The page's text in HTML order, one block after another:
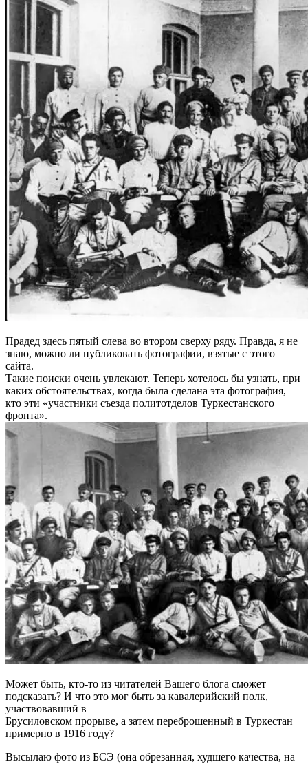
Прадед здесь пятый слева во втором сверху ряду. Правда, я не
знаю, можно ли публиковать фотографии, взятые с этого
сайта.
Такие поиски очень увлекают. Теперь хотелось бы узнать, при
каких обстоятельствах, когда была сделана эта фотография,
кто эти «участники съезда политотделов Туркестанского
фронта».
Может быть, кто-то из читателей Вашего блога сможет
подсказать? И что это мог быть за кавалерийский полк,
участвовавший в
Брусиловском прорыве, а затем переброшенный в Туркестан
примерно в 1916 году?
Высылаю фото из БСЭ (она обрезанная, худшего качества, на